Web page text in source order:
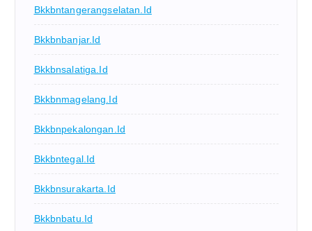
Bkkbntangerangselatan.id
Bkkbnbanjar.id
Bkkbnsalatiga.id
Bkkbnmagelang.id
Bkkbnpekalongan.id
Bkkbntegal.id
Bkkbnsurakarta.id
Bkkbnbatu.id